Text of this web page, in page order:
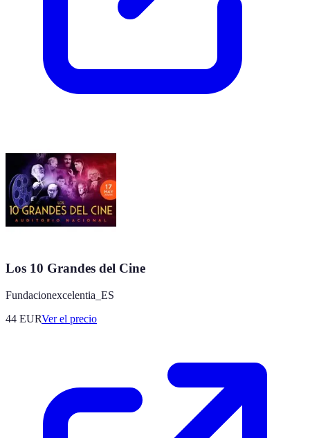
Los 10 Grandes del Cine
Fundacionexcelentia_ES
44 EURVer el precio